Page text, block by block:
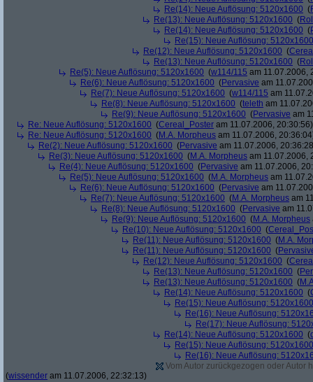
Re(14): Neue Auflösung: 5120x1600 (
Re(13): Neue Auflösung: 5120x1600 (
Re(14): Neue Auflösung: 5120x1600 (
Re(15): Neue Auflösung: 5120x1600
Re(12): Neue Auflösung: 5120x1600 (
Re(13): Neue Auflösung: 5120x1600 (
Re(5): Neue Auflösung: 5120x1600 (w114/115 am 11.07.2006,
Re(6): Neue Auflösung: 5120x1600 (Pervasive am
Re(7): Neue Auflösung: 5120x1600 (w114/115 am
Re(8): Neue Auflösung: 5120x1600 (teleth am
Re(9): Neue Auflösung: 5120x1600 (Pervasive am
Re: Neue Auflösung: 5120x1600 (Cereal_Poster am 11.07.2006, 20:30:56)
Re: Neue Auflösung: 5120x1600 (M.A. Morpheus am 11.07.2006,
Re(2): Neue Auflösung: 5120x1600 (Pervasive am 11.07.2006,
Re(3): Neue Auflösung: 5120x1600 (M.A. Morpheus am 11.07.2006,
Re(4): Neue Auflösung: 5120x1600 (Pervasive am 11.07.2006,
Re(5): Neue Auflösung: 5120x1600 (M.A. Morpheus am
Re(6): Neue Auflösung: 5120x1600 (Pervasive am
Re(7): Neue Auflösung: 5120x1600 (M.A. Morpheus am
Re(8): Neue Auflösung: 5120x1600 (Pervasive am
Re(9): Neue Auflösung: 5120x1600 (M.A. Morpheus
Re(10): Neue Auflösung: 5120x1600 (
Re(11): Neue Auflösung: 5120x1600 (M.A.
Re(11): Neue Auflösung: 5120x1600 (
Re(12): Neue Auflösung: 5120x1600 (
Re(13): Neue Auflösung: 5120x1600 (
Re(13): Neue Auflösung: 5120x1600 (
Re(14): Neue Auflösung: 5120x1600 (
Re(15): Neue Auflösung: 5120x1600
Re(16): Neue Auflösung:
Re(17): Neue Auflösung:
Re(14): Neue Auflösung: 5120x1600 (
Re(15): Neue Auflösung: 5120x1600
Re(16): Neue Auflösung:
Vom Autor zurückgezogen oder Autor
(wissender am 11.07.2006, 22:32:13)